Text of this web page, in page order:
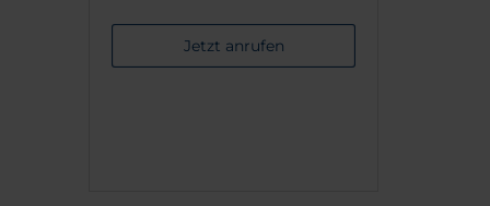
Jetzt anrufen